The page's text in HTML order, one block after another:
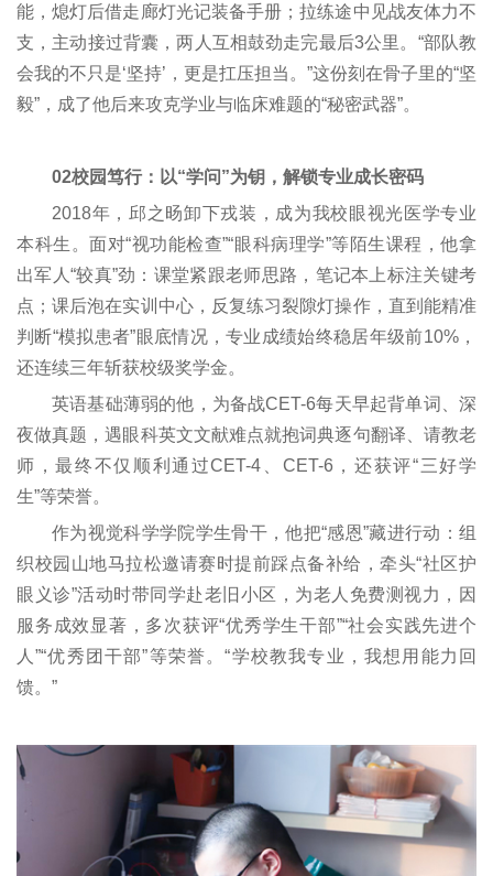
能，熄灯后借走廊灯光记装备手册；拉练途中见战友体力不
支，主动接过背囊，两人互相鼓劲走完最后3公里。“部队教
会我的不只是‘坚持’，更是扛压担当。”这份刻在骨子里的“坚
毅”，成了他后来攻克学业与临床难题的“秘密武器”。
02校园笃行：以“学问”为钥，解锁专业成长密码
2018年，邱之旸卸下戎装，成为我校眼视光医学专业
本科生。面对“视功能检查”“眼科病理学”等陌生课程，他拿
出军人“较真”劲：课堂紧跟老师思路，笔记本上标注关键考
点；课后泡在实训中心，反复练习裂隙灯操作，直到能精准
判断“模拟患者”眼底情况，专业成绩始终稳居年级前10%，
还连续三年斩获校级奖学金。
英语基础薄弱的他，为备战CET-6每天早起背单词、深
夜做真题，遇眼科英文文献难点就抱词典逐句翻译、请教老
师，最终不仅顺利通过CET-4、CET-6，还获评“三好学
生”等荣誉。
作为视觉科学学院学生骨干，他把“感恩”藏进行动：组
织校园山地马拉松邀请赛时提前踩点备补给，牵头“社区护
眼义诊”活动时带同学赴老旧小区，为老人免费测视力，因
服务成效显著，多次获评“优秀学生干部”“社会实践先进个
人”“优秀团干部”等荣誉。“学校教我专业，我想用能力回
馈。”